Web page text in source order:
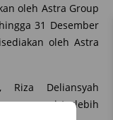
oleh Astra Group
31 Desember
oleh Astra
Deliansyah
reservasi terlebih